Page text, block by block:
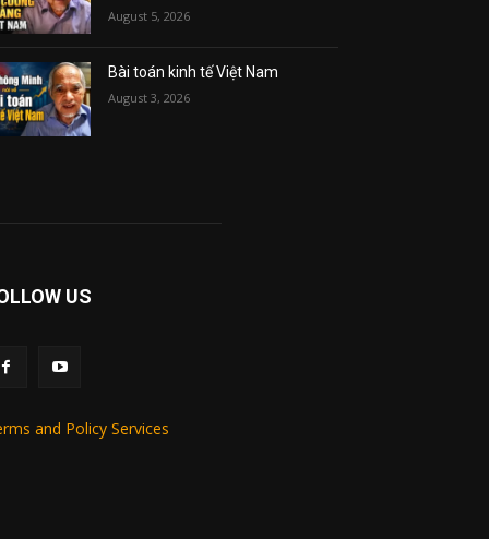
August 5, 2026
Bài toán kinh tế Việt Nam
August 3, 2026
US
and Policy Services